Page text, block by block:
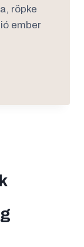
röpke
ember